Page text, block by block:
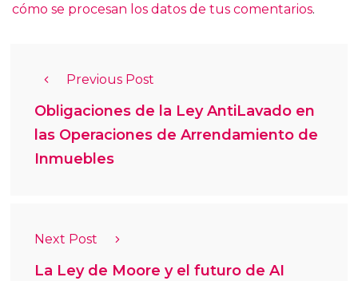
cómo se procesan los datos de tus comentarios.
Previous Post
Obligaciones de la Ley AntiLavado en
las Operaciones de Arrendamiento de
Inmuebles
Next Post
La Ley de Moore y el futuro de AI